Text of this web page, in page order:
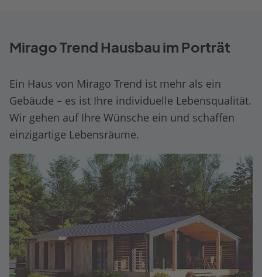
Mirago Trend Hausbau im Porträt
Ein Haus von Mirago Trend ist mehr als ein
Gebäude – es ist Ihre individuelle Lebensqualität.
Wir gehen auf Ihre Wünsche ein und schaffen
einzigartige Lebensräume.